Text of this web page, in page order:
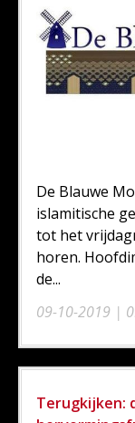
09-10-2019 |
De Blauwe
islamitische
tot het
horen.
de...
Terugkijken: